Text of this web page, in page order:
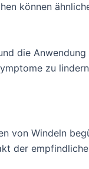
können
die
zu
von Windeln
der